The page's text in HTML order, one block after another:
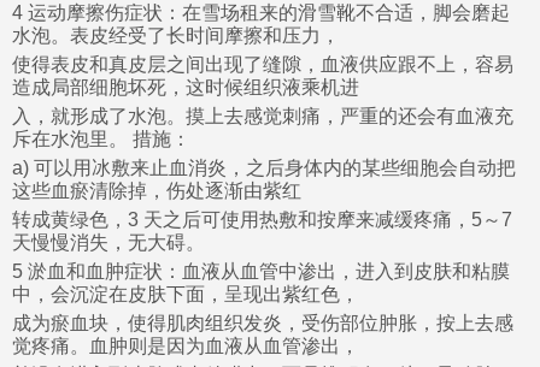
4 运动摩擦伤症状：在雪场租来的滑雪靴不合适，脚会磨起
水泡。表皮经受了长时间摩擦和压力，
使得表皮和真皮层之间出现了缝隙，血液供应跟不上，容易
造成局部细胞坏死，这时候组织液乘机进
入，就形成了水泡。摸上去感觉刺痛，严重的还会有血液充
斥在水泡里。 措施：
a) 可以用冰敷来止血消炎，之后身体内的某些细胞会自动把
这些血瘀清除掉，伤处逐渐由紫红
转成黄绿色，3 天之后可使用热敷和按摩来减缓疼痛，5～7
天慢慢消失，无大碍。
5 淤血和血肿症状：血液从血管中渗出，进入到皮肤和粘膜
中，会沉淀在皮肤下面，呈现出紫红色，
成为瘀血块，使得肌肉组织发炎，受伤部位肿胀，按上去感
觉疼痛。血肿则是因为血液从血管渗出，